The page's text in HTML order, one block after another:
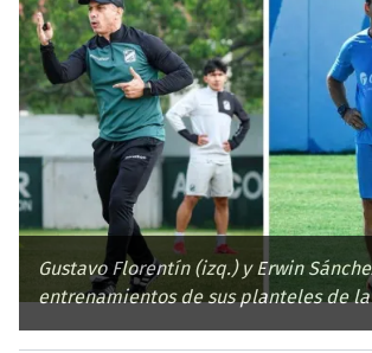
Gustavo Florentín (izq.) y Erwin
entrenamientos de sus planteles de la